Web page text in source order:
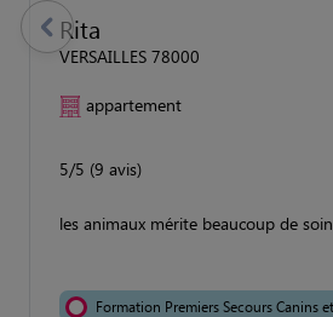
Rita
VERSAILLES 78000
appartement
5/5 (9 avis)
les animaux mérite beaucoup de
Formation Premiers Secours Canins
previous